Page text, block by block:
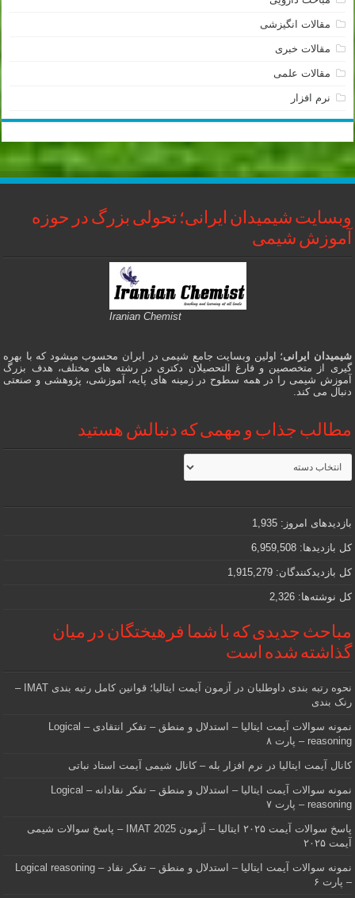
مقالات انگیزشی
مقالات خبری
مقالات علمی
نرم افزار
وبسایت شیمیدان ایرانی؛ تحولی بزرگ در حوزه
آموزش شیمی
Iranian Chemist
شیمیدان ایرانی؛ اولین وبسایت جامع شیمی در ایران محسوب میشود که با بهره
گیری از متخصصین و فارغ التحصیلان دکتری در رشته های مختلف، هدف بزرگ
آموزش شیمی را در همه سطوح در زمینه های پایه، آموزشی، پژوهشی و صنعتی
دنبال می کند.
مطالب جذاب و مهمی که دنبالش هستید
مطالب
جذاب
و
که
دنبالش
هستید
بازدیدهای امروز:1,935
کل بازدیدها:6,959,508
کل بازدیدکنند‌گان:1,915,279
کل نوشته‌ها:2,326
مباحث جدیدی که با شما فرهیختگان در میان
گذاشته شده است
نحوه رتبه بندی داوطلبان در آزمون آیمت ایتالیا؛ قوانین کامل رتبه بندی IMAT –
رنک بندی
نمونه سوالات آیمت ایتالیا – استدلال و منطق – تفکر انتقادی – Logical
reasoning – پارت ۸
کانال آیمت ایتالیا در نرم افزار بله – کانال شیمی آیمت استاد نباتی
نمونه سوالات آیمت ایتالیا – استدلال و منطق – تفکر نقادانه – Logical
reasoning – پارت ۷
پاسخ سوالات آیمت ۲۰۲۵ ایتالیا – آزمون IMAT 2025 – پاسخ سوالات شیمی
آیمت ۲۰۲۵
نمونه سوالات آیمت ایتالیا – استدلال و منطق – تفکر نقاد – Logical reasoning
– پارت ۶